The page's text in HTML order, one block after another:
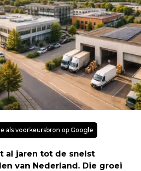
als voorkeursbron op Google
al jaren tot de snelst
van Nederland. Die groei